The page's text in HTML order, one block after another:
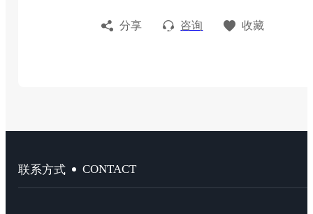
分享 咨询 收藏
联系方式 CONTACT